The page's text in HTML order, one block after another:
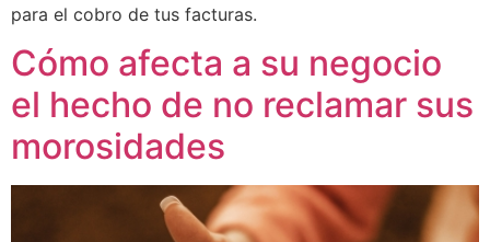
para el cobro de tus facturas.
Cómo afecta a su negocio
el hecho de no reclamar sus
morosidades